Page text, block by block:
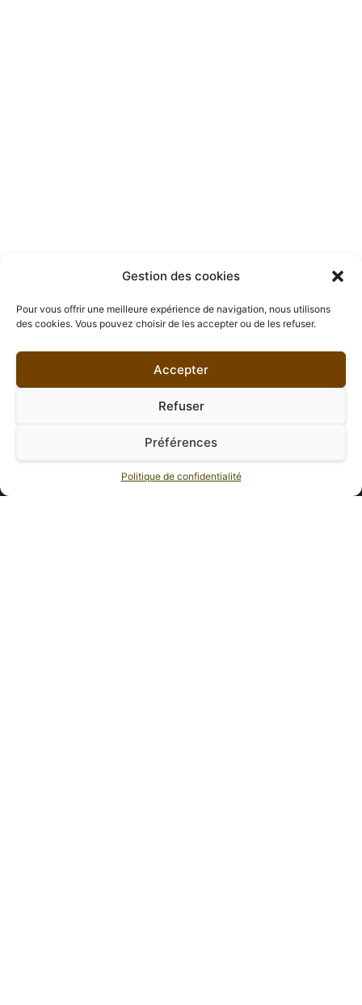
Gestion des cookies
Pour vous offrir une meilleure expérience de navigation, nous utilisons
des cookies. Vous pouvez choisir de les accepter ou de les refuser.
Accepter
Refuser
Préférences
Politique de confidentialité